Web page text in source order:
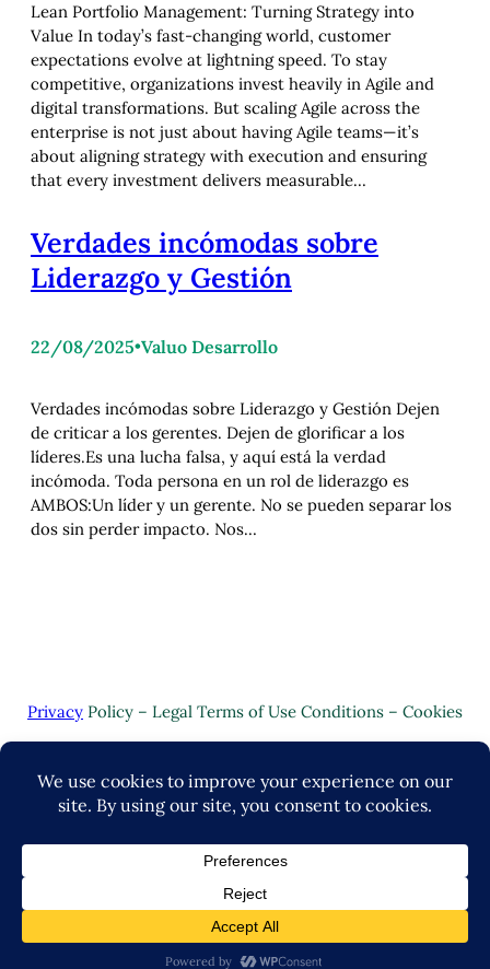
Lean Portfolio Management: Turning Strategy into
Value In today’s fast-changing world, customer
expectations evolve at lightning speed. To stay
competitive, organizations invest heavily in Agile and
digital transformations. But scaling Agile across the
enterprise is not just about having Agile teams—it’s
about aligning strategy with execution and ensuring
that every investment delivers measurable…
Verdades incómodas sobre
Liderazgo y Gestión
22/08/2025•Valuo Desarrollo
Verdades incómodas sobre Liderazgo y Gestión Dejen
de criticar a los gerentes. Dejen de glorificar a los
líderes.Es una lucha falsa, y aquí está la verdad
incómoda. Toda persona en un rol de liderazgo es
AMBOS:Un líder y un gerente. No se pueden separar los
dos sin perder impacto. Nos…
Privacy Policy – Legal Terms of Use Conditions – Cookies
Copyright © 2024 | Valuo Desarrollo by